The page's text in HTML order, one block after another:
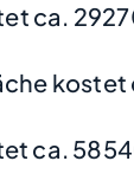
ca.
ca.